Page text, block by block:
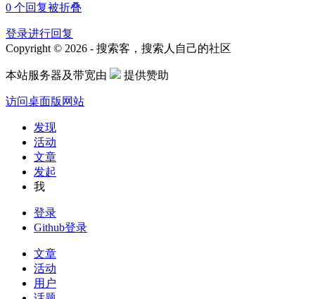
0 个回复被折叠
登录进行回复
Copyright © 2026 - 搜索客，搜索人自己的社区
本站服务器及带宽由 提供赞助
访问桌面版网站
发现
活动
文章
发起
我
登录
Github登录
文章
活动
用户